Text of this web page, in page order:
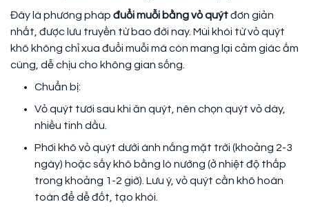
Đây là phương pháp đuổi muỗi bằng vỏ quýtđơn giản
nhất, được lưu truyền từ bao đời nay. Mùi khói từ vỏ quýt
khô không chỉ xua đuổi muỗi mà còn mang lại cảm giác ấm
cúng, dễ chịu cho không gian sống.
Chuẩn bị:
Vỏ quýt tươi sau khi ăn quýt, nên chọn quýt vỏ dày,
nhiều tinh dầu.
Phơi khô vỏ quýt dưới ánh nắng mặt trời (khoảng 2-3
ngày) hoặc sấy khô bằng lò nướng (ở nhiệt độ thấp
trong khoảng 1-2 giờ). Lưu ý, vỏ quýt cần khô hoàn
toàn để dễ đốt, tạo khói.